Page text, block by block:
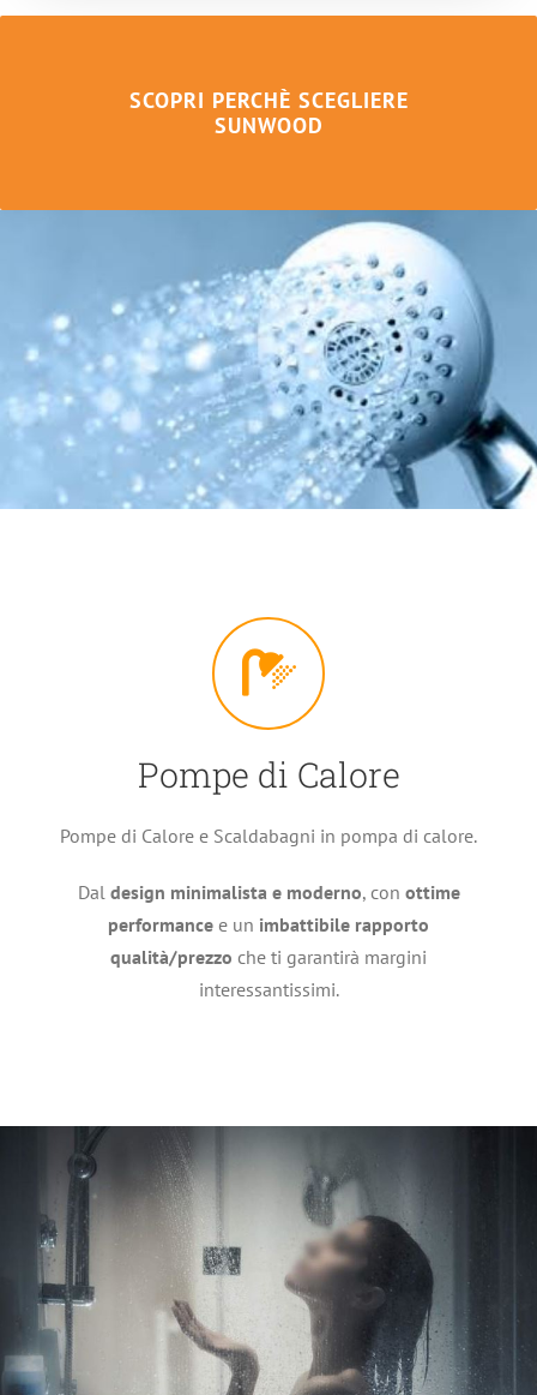
SCOPRI PERCHÈ SCEGLIERE
SUNWOOD
Pompe di Calore
Pompe di Calore e Scaldabagni in pompa di calore.
Dal design minimalista e moderno, con ottime
performance e un imbattibile rapporto
qualità/prezzo che ti garantirà margini
interessantissimi.